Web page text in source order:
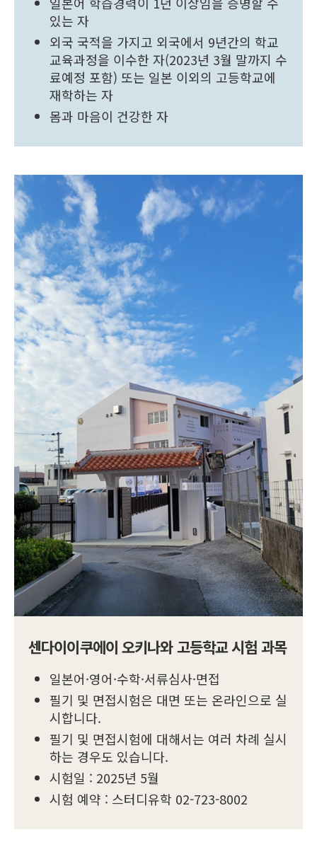
있는 자
외국 국적을 가지고 외국에서 9년간의 학교
교육과정을 이수한 자(2023년 3월 말까지 수
료예정 포함) 또는 일본 이외의 고등학교에
재학하는 자
몸과 마음이 건강한 자
센다이이쿠에이 오키나와 고등학교 시험 과목
일본어·영어·수학·서류심사·면접
필기 및 면접시험은 대면 또는 온라인으로 실
시합니다.
필기 및 면접시험에 대해서는 여러 차례 실시
하는 경우도 있습니다.
시험일 : 2025년 5월
시험 예약 : 스터디유학 02-723-8002